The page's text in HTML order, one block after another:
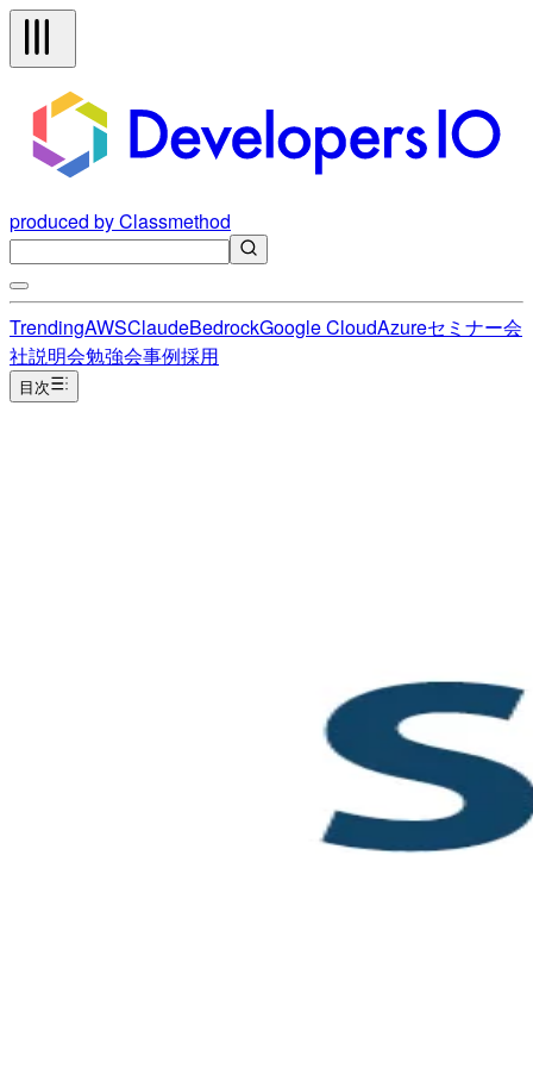
produced by Classmethod
TrendingAWSClaudeBedrockGoogle CloudAzureセミナー会
社説明会勉強会事例採用
目次